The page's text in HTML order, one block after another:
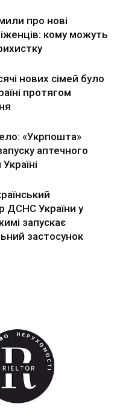
про нові
кому можуть
нових сімей було
протягом
«Укрпошта»
аптечного
ДСНС України у
запускає
застосунок